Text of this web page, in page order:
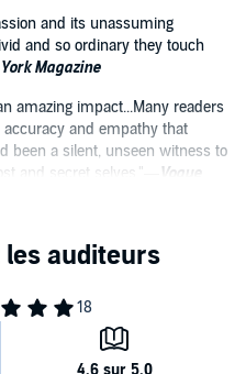
and its unassuming
and so ordinary they touch
Magazine
amazing impact...Many readers
and empathy that
been a silent, unseen witness to
and secret selves."—
Vogue
about with the clarity and quiet
work."—